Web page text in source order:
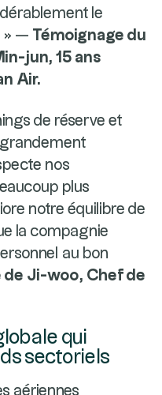
le
» — Témoignage du
jun, 15 ans
Air.
de réserve et
nos
plus
notre équilibre de
la compagnie
au bon
de Ji-woo, Chef de
qui
sectoriels
aériennes